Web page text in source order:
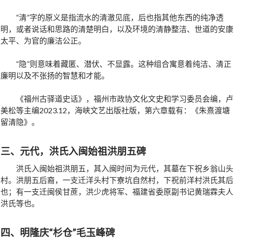
“清”字的原义是指流水的清澈见底，后也指其他东西的纯净透
明，或者说话和思路的清楚明白，以及环境的清静整洁、世道的安康
太平、为官的廉洁公正。
“隐”则意味着藏匿、潜伏、不显露。这种组合寓意着纯洁、清正
廉明以及不张扬的智慧和才能。
《福州古驿道史话》，福州市政协文化文史和学习委员会编，卢
美松等主编2023.12，海峡文艺出版社版，第六章载有：《朱熹渡塘
留清隐》。
三、 元代，洪氏入闽始祖洪朋五碑
洪氏入闽始祖洪朋五，其入闽时间为元代，其墓在下祝乡翁山头
村。洪朋五后裔，一支迁洋头村下寮坑自然村，下祝前洋村洪氏其后
也；有一支迁闽侯甘蔗，洪少虎将军、福建省委原副书记黄瑞霖夫人
洪氏等也。
四、 明隆庆“杉仓”毛玉峰碑